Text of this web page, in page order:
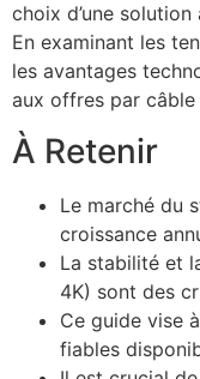
choix d’une
En examinant les
les avantages
aux offres par
À Retenir
Le marché du
croissance
La stabilité et
4K) sont des
Ce guide vise
fiables